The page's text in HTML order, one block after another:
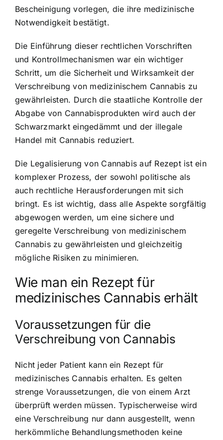
Bescheinigung vorlegen, die ihre medizinische
Notwendigkeit bestätigt.
Die Einführung dieser rechtlichen Vorschriften
und Kontrollmechanismen war ein wichtiger
Schritt, um die Sicherheit und Wirksamkeit der
Verschreibung von medizinischem Cannabis zu
gewährleisten. Durch die staatliche Kontrolle der
Abgabe von Cannabisprodukten wird auch der
Schwarzmarkt eingedämmt und der illegale
Handel mit Cannabis reduziert.
Die Legalisierung von Cannabis auf Rezept ist ein
komplexer Prozess, der sowohl politische als
auch rechtliche Herausforderungen mit sich
bringt. Es ist wichtig, dass alle Aspekte sorgfältig
abgewogen werden, um eine sichere und
geregelte Verschreibung von medizinischem
Cannabis zu gewährleisten und gleichzeitig
mögliche Risiken zu minimieren.
Wie man ein Rezept für
medizinisches Cannabis erhält
Voraussetzungen für die
Verschreibung von Cannabis
Nicht jeder Patient kann ein Rezept für
medizinisches Cannabis erhalten. Es gelten
strenge Voraussetzungen, die von einem Arzt
überprüft werden müssen. Typischerweise wird
eine Verschreibung nur dann ausgestellt, wenn
herkömmliche Behandlungsmethoden keine